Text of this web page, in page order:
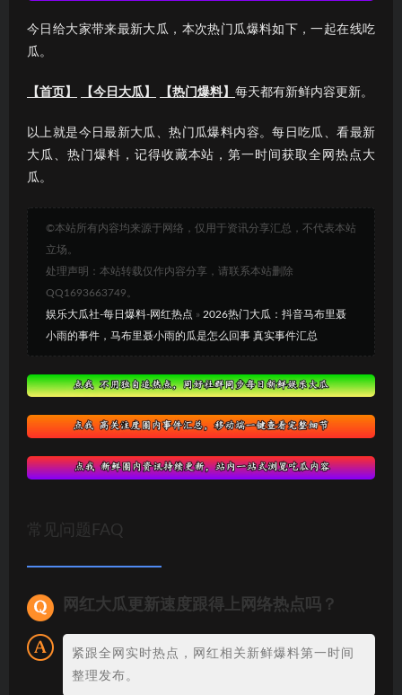
今日给大家带来最新大瓜，本次热门瓜爆料如下，一起在线吃
瓜。
【首页】 【今日大瓜】 【热门爆料】 每天都有新鲜内容更新。
以上就是今日最新大瓜、热门瓜爆料内容。每日吃瓜、看最新
大瓜、热门爆料，记得收藏本站，第一时间获取全网热点大
瓜。
©本站所有内容均来源于网络，仅用于资讯分享汇总，不代表本站
立场。
处理声明：本站转载仅作内容分享，请联系本站删除
QQ1693663749。
娱乐大瓜社-每日爆料-网红热点 » 2026热门大瓜：抖音马布里聂
小雨的事件，马布里聂小雨的瓜是怎么回事 真实事件汇总
常见问题FAQ
网红大瓜更新速度跟得上网络热点吗？
紧跟全网实时热点，网红相关新鲜爆料第一时间
整理发布。